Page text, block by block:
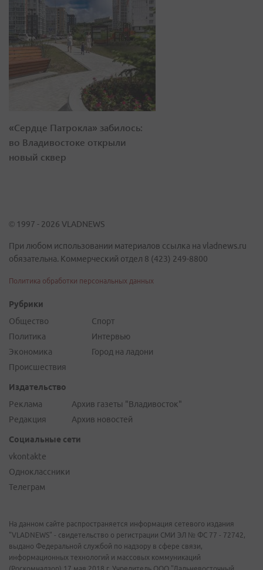
«Сердце Патрокла» забилось:
во Владивостоке открыли
новый сквер
© 1997 - 2026 VLADNEWS
При любом использовании материалов ссылка на vladnews.ru
обязательна. Коммерческий отдел 8 (423) 249-8800
Политика обработки персональных данных
Рубрики
Общество
Политика
Экономика
Происшествия
Спорт
Интервью
Город на ладони
Издательство
Реклама
Редакция
Архив газеты "Владивосток"
Архив новостей
Социальные сети
vkontakte
Одноклассники
Телеграм
На данном сайте распространяется информация сетевого издания
"VLADNEWS" - свидетельство о регистрации СМИ ЭЛ № ФС 77 - 72742,
выдано Федеральной службой по надзору в сфере связи,
информационных технологий и массовых коммуникаций